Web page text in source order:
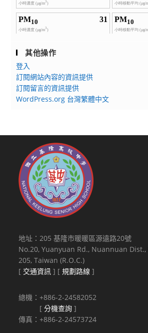
其他操作
登入
訂閱網站內容的資訊提供
訂閱留言的資訊提供
WordPress.org 台灣繁體中文
地址：205 基隆市暖暖區源遠路20號
No.20, Yuanyuan Rd., Nuannuan
205, Taiwan (R.O.C.)
[ 交通資訊 ] [規劃路線 ]
總機：+886-2-24582052
[分機查詢 ]
傳真：+886-2-24573724